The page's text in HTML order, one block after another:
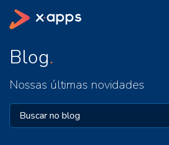
Blog
Nossas últimas novidades